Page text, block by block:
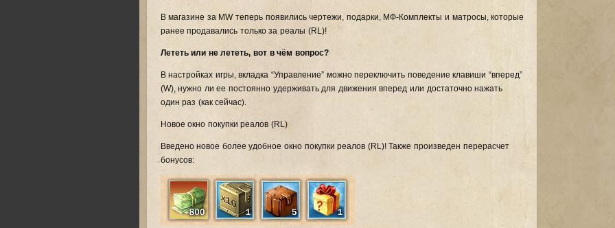
В магазине за MW теперь появились чертежи, подарки, МФ-Комплекты и матросы, которые
ранее продавались только за реалы (RL)!
Лететь или не лететь, вот в чём вопрос?
В настройках игры, вкладка “Управление” можно переключить поведение клавиши “вперед”
(W), нужно ли ее постоянно удерживать для движения вперед или достаточно нажать
один раз (как сейчас).
Новое окно покупки реалов (RL)
Введено новое более удобное окно покупки реалов (RL)! Также произведен перерасчет
бонусов: